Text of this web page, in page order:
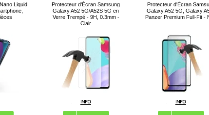
Liquid
Protecteur d'Écran Samsung
Galaxy A52 5G/A52S 5G en
Verre Trempé - 9H, 0.3mm -
Clair
Protecteur d'Écran
Galaxy A52 5G, Galaxy
Panzer Premium Full-Fit -